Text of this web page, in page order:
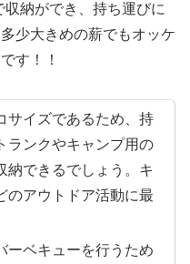
収納ができ、持ち運びに
少大きめの薪でもオッケ
す！！
イズであるため、持
ランクやキャンプ用の
納できるでしょう。キ
のアウトドア活動に最
ベキューを行うため